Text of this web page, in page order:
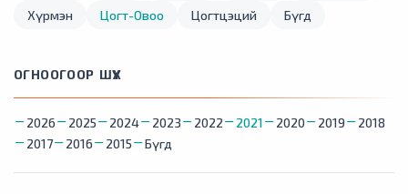
Хүрмэн
Цогт-Овоо Цогтцэций Бүгд
ОГНООГООР ШҮҮХ
2026 2025 2024 2023 2022 2021 2020 2019
2018
2017
2016 2015 Бүгд